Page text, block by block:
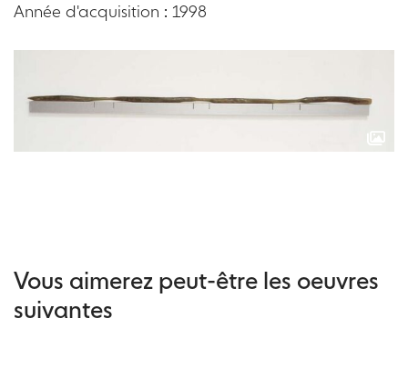
Année d'acquisition : 1998
Vous aimerez peut-être les oeuvres
suivantes